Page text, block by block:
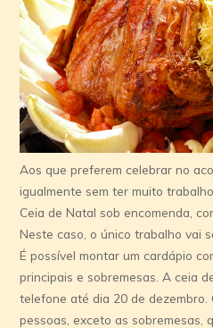
Aos que preferem celebrar no
igualmente sem ter muito
Ceia de Natal sob encomenda,
Neste caso, o único trabalho vai
É possível montar um cardápio
principais e sobremesas. A ceia
telefone até dia 20 de
pessoas, exceto as sobremesas,